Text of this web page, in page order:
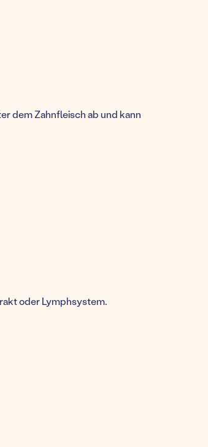
dem Zahnfleisch ab und kann
oder Lymphsystem.